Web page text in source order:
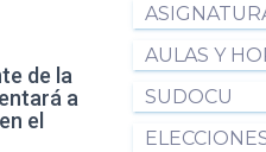
de la
a
el
AULAS Y
SUDOCU